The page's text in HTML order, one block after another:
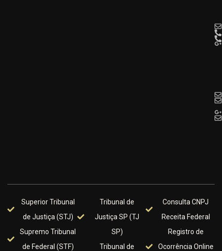
Superior Tribunal
de Justiça (STJ)
Supremo Tribunal
de Federal (STF)
Tribunal de
Justiça SP (TJ
SP)
Tribunal de
Consulta CNPJ
Receita Federal
Registro de
Ocorrência Online